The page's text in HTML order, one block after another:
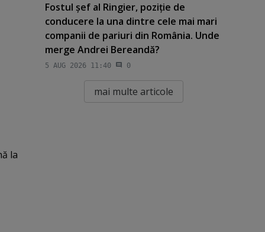
la
Fostul şef al Ringier, poziţie de
conducere la una dintre cele mai mari
companii de pariuri din România. Unde
merge Andrei Bereandă?
5 AUG 2026 11:40 0
mai multe articole